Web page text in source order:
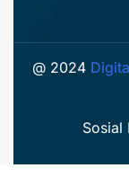
@ 2024
Sosial